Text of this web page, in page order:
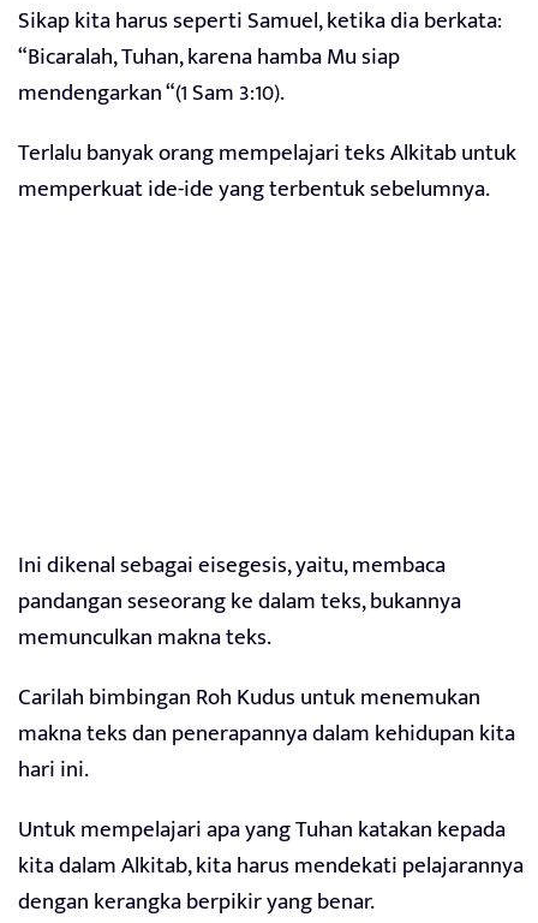
Sikap kita harus seperti Samuel, ketika dia berkata:
“Bicaralah, Tuhan, karena hamba Mu siap
mendengarkan “(1 Sam 3:10).
Terlalu banyak orang mempelajari teks Alkitab untuk
memperkuat ide-ide yang terbentuk sebelumnya.
Ini dikenal sebagai eisegesis, yaitu, membaca
pandangan seseorang ke dalam teks, bukannya
memunculkan makna teks.
Carilah bimbingan Roh Kudus untuk menemukan
makna teks dan penerapannya dalam kehidupan kita
hari ini.
Untuk mempelajari apa yang Tuhan katakan kepada
kita dalam Alkitab, kita harus mendekati pelajarannya
dengan kerangka berpikir yang benar.